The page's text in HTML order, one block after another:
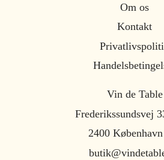
Om os
Kontakt
Vin de Table
Frederikssundsvej
2400